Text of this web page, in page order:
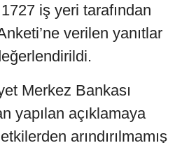
iş yeri tarafından
verilen yanıtlar
Merkez Bankası
yapılan açıklamaya
arındırılmamış